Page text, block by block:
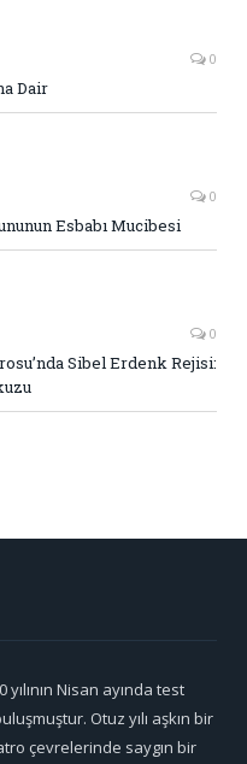
0
Dair
0
Esbabı Mucibesi
0
Sibel Erdenk Rejisi:
Nisan ayında test
Otuz yılı aşkın bir
çevrelerinde saygın bir